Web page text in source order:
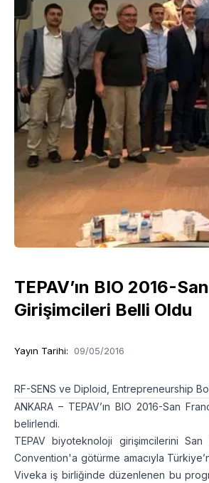
TEPAV’ın BIO 2016-
Girişimcileri Belli Oldu
Yayın Tarihi: 09/05/2016
RF-SENS ve Diploid, Entrepreneurship
ANKARA – TEPAV’ın BIO 2016-San
belirlendi.
TEPAV biyoteknoloji girişimcilerini
Convention'a götürme amacıyla
Viveka iş birliğinde düzenlenen bu